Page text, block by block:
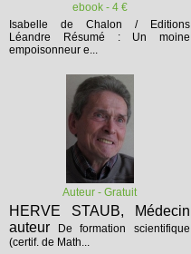
ebook - 4 €
Isabelle de Chalon / Editions
Léandre
Résumé :
Un moine
empoisonneur e...
Auteur - Gratuit
HERVE STAUB, Médecin
auteur
De formation scientifique
(certif. de Math...